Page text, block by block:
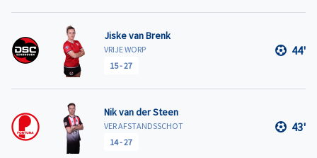
Jiske van Brenk
VRIJE WORP
15-27
44'
Nik van der Steen
VER AFSTANDSSCHOT
14-27
43'